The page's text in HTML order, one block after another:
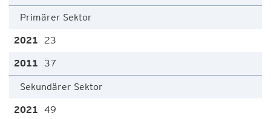
Primärer Sektor
23
37
Sekundärer Sektor
49